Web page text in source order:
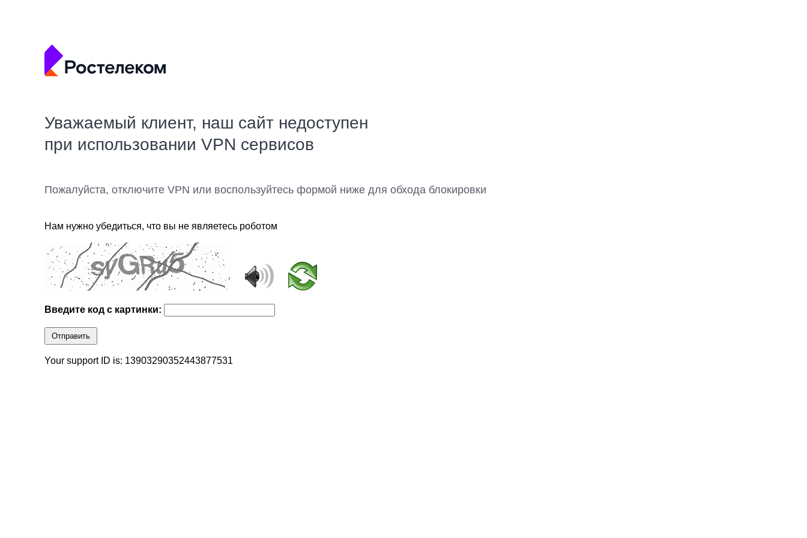
Уважаемый клиент, наш сайт недоступен
при использовании VPN сервисов
Пожалуйста, отключите VPN или воспользуйтесь формой ниже для обхода блокировки
Нам нужно убедиться, что вы не являетесь роботом
Введите код с картинки:
Отправить
Your support ID is: 13903290352443877531